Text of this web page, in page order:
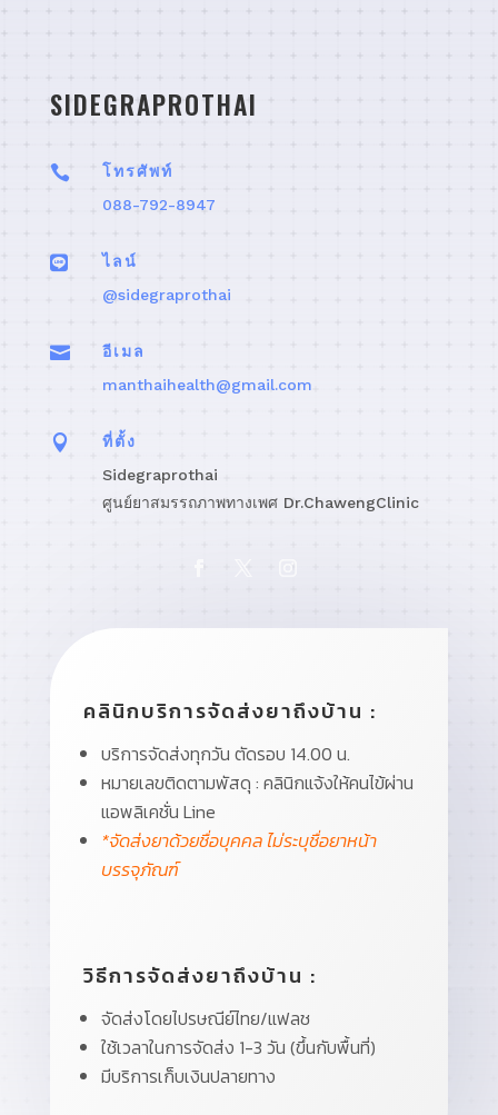
SIDEGRAPROTHAI

โทรศัพท์
088-792-8947

ไลน์
@sidegraprothai

อีเมล
manthaihealth@gmail.com

ที่ตั้ง
Sidegraprothai
ศูนย์ยาสมรรถภาพทางเพศ Dr.ChawengClinic
คลินิกบริการจัดส่งยาถึงบ้าน :
บริการจัดส่งทุกวัน ตัดรอบ 14.00 น.
หมายเลขติดตามพัสดุ : คลินิกแจ้งให้คนไข้ผ่าน
แอพลิเคชั่น Line
*จัดส่งยาด้วยชื่อบุคคล ไม่ระบุชื่อยาหน้า
บรรจุภัณฑ์
วิธีการจัดส่งยาถึงบ้าน :
จัดส่งโดยไปรษณีย์ไทย/แฟลช
ใช้เวลาในการจัดส่ง 1-3 วัน (ขึ้นกับพื้นที่)
มีบริการเก็บเงินปลายทาง